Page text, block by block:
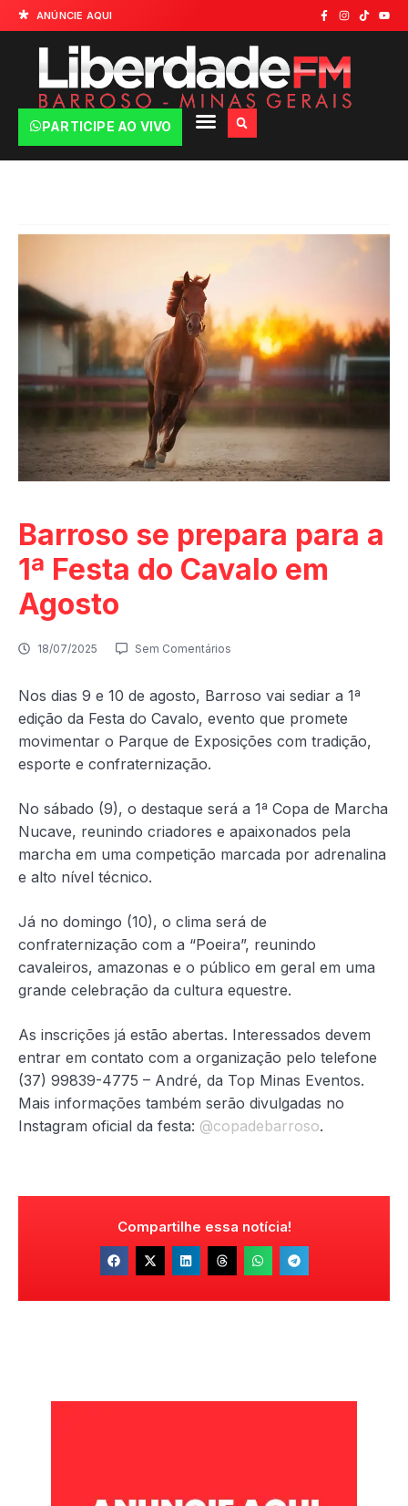
ANÚNCIE AQUI
PARTICIPE AO VIVO
Barroso se prepara para a
1ª Festa do Cavalo em
Agosto
18/07/2025 Sem Comentários
Nos dias 9 e 10 de agosto, Barroso vai sediar a 1ª
edição da Festa do Cavalo, evento que promete
movimentar o Parque de Exposições com tradição,
esporte e confraternização.
No sábado (9), o destaque será a 1ª Copa de Marcha
Nucave, reunindo criadores e apaixonados pela
marcha em uma competição marcada por adrenalina
e alto nível técnico.
Já no domingo (10), o clima será de
confraternização com a “Poeira”, reunindo
cavaleiros, amazonas e o público em geral em uma
grande celebração da cultura equestre.
As inscrições já estão abertas. Interessados devem
entrar em contato com a organização pelo telefone
(37) 99839-4775 – André, da Top Minas Eventos.
Mais informações também serão divulgadas no
Instagram oficial da festa: @copadebarroso.
Compartilhe essa notícia!